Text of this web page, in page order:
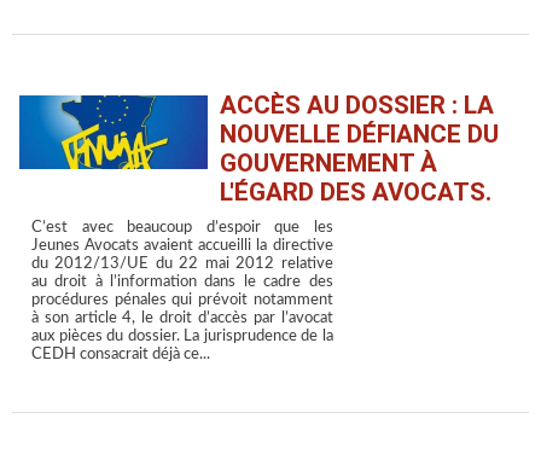
ACCÈS AU DOSSIER : LA
NOUVELLE DÉFIANCE DU
GOUVERNEMENT À
L'ÉGARD DES AVOCATS.
C’est avec beaucoup d’espoir que les
Jeunes Avocats avaient accueilli la directive
du 2012/13/UE du 22 mai 2012 relative
au droit à l’information dans le cadre des
procédures pénales qui prévoit notamment
à son article 4, le droit d’accès par l’avocat
aux pièces du dossier. La jurisprudence de la
CEDH consacrait déjà ce...